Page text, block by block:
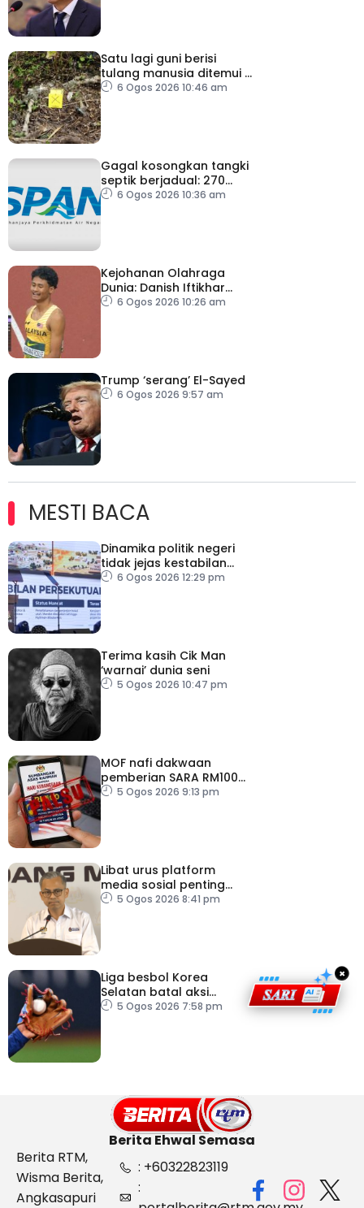
Satu lagi guni berisi
tulang manusia ditemui di
Behor Mali, disiasat
6 Ogos 2026 10:46 am
Gagal kosongkan tangki
septik berjadual: 270
premis dikenakan notis
6 Ogos 2026 10:36 am
Kejohanan Olahraga
Dunia: Danish Iftikhar
cipta sejarah mara ke
6 Ogos 2026 10:26 am
Trump ‘serang’ El-Sayed
6 Ogos 2026 9:57 am
MESTI BACA
Dinamika politik negeri
tidak jejas kestabilan
Kerajaan Perpaduan
6 Ogos 2026 12:29 pm
Terima kasih Cik Man
‘warnai’ dunia seni
5 Ogos 2026 10:47 pm
MOF nafi dakwaan
pemberian SARA RM100
sempena Hari
5 Ogos 2026 9:13 pm
Libat urus platform
media sosial penting
bendung perbuatan
5 Ogos 2026 8:41 pm
Liga besbol Korea
Selatan batal aksi
susulan gelombang haba
5 Ogos 2026 7:58 pm
×
Berita Ehwal Semasa
Berita RTM,
Wisma Berita,
Angkasapuri
: +60322823119
: